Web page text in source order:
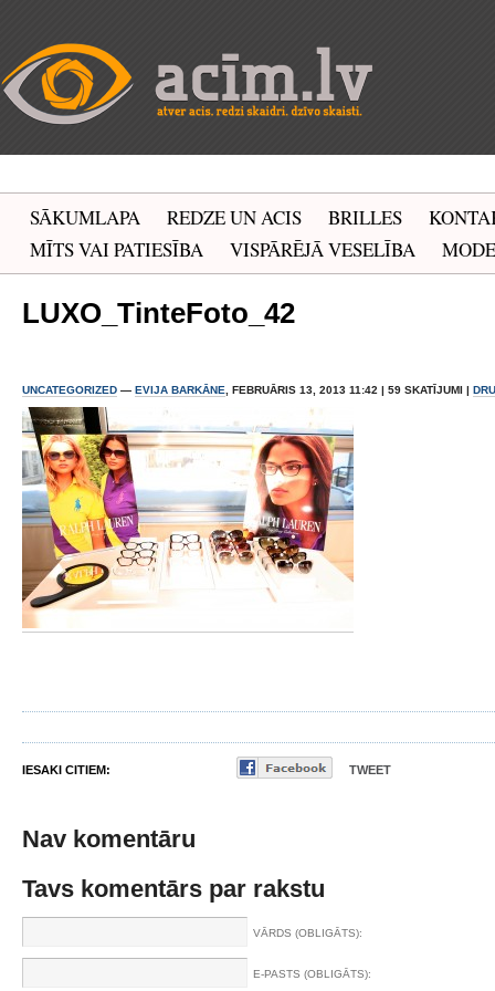
SĀKUMLAPA REDZE UN ACIS BRILLES
MĪTS VAI PATIESĪBA
VISPĀRĒJĀ VESELĪBA MODE
LUXO_TinteFoto_42
UNCATEGORIZED — EVIJA BARKĀNE , FEBRUĀRIS 13, 2013 11:42 | 59 SKATĪJUMI |
IESAKI CITIEM: TWEET
Nav komentāru
Tavs komentārs par rakstu
VĀRDS (OBLIGĀTS):
E-PASTS (OBLIGĀTS):